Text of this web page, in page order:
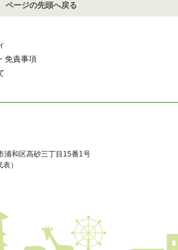
ページの先頭へ戻る
免責事項
浦和区高砂三丁目15番1号
）